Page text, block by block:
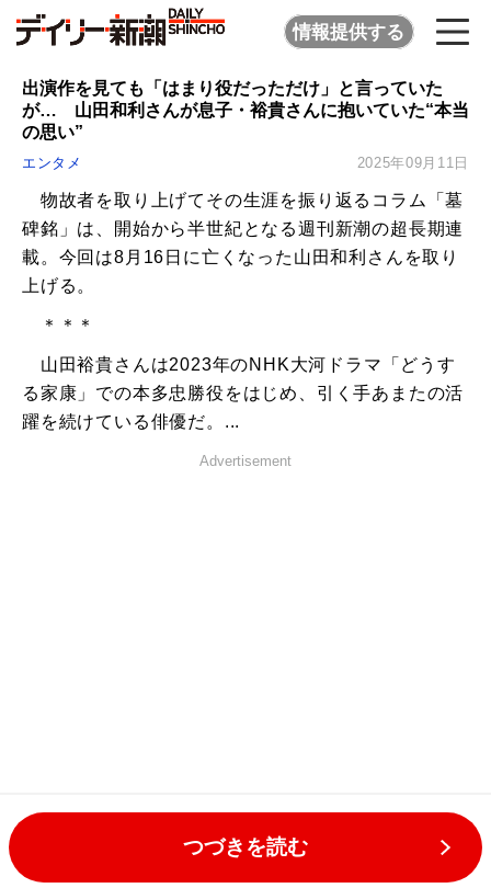
情報提供する
出演作を見ても「はまり役だっただけ」と言っていた
が… 山田和利さんが息子・裕貴さんに抱いていた“本当
の思い”
エンタメ 2025年09月11日
物故者を取り上げてその生涯を振り返るコラム「墓
碑銘」は、開始から半世紀となる週刊新潮の超長期連
載。今回は8月16日に亡くなった山田和利さんを取り
上げる。
＊＊＊
山田裕貴さんは2023年のNHK大河ドラマ「どうす
る家康」での本多忠勝役をはじめ、引く手あまたの活
躍を続けている俳優だ。...
Advertisement
つづきを読む